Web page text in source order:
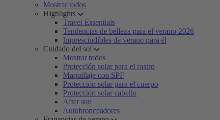
Mostrar todos
Highlights
Travel Essentials
Tendencias de belleza para el verano 2026
Imprescindibles de verano para él
Cuidado del sol
Mostrar todos
Protección solar para el rostro
Maquillaje con SPF
Protección solar para el cuerpo
Protección solar cabello
After sun
Autobronceadores